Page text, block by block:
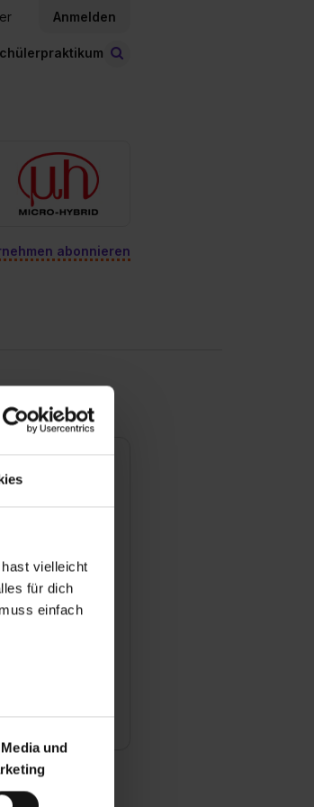
vielleicht
für dich
einfach
der
Werbung
und
Anmelden
abonnieren
100 %